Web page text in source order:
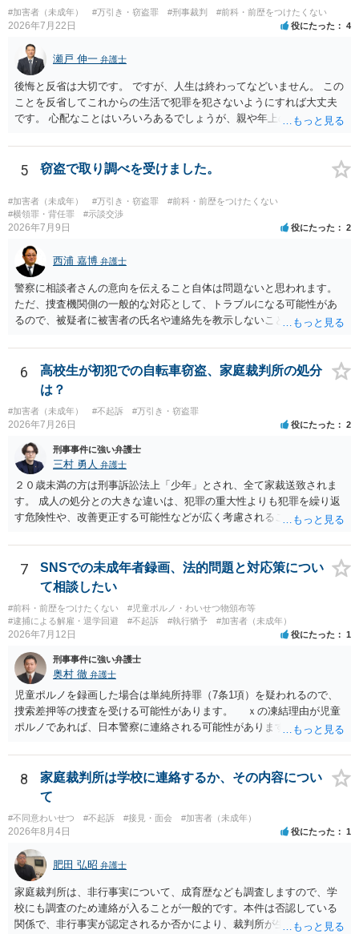
原資と完全に分離されている場合、参加者が自らの財物を失うリスク
が存在しないため賭博罪には該当しないとする見解が一般的です。ま
た、利益を得る目的もないため賭博場開帳図利罪も成立しないと考え
られます。 【質問2への回答】 刑事上の問題は生じにくいものの、民
事・行政上の観点から以下の点が考慮されます。景品表示法について
は事業者が顧客を誘引するためのものではないため対象外と考えられ
ますが、自治会館の利用規約（目的外利用や金銭徴収の可否など）へ
の抵触が問題となることがあります。 【質問3への回答】 主催者とし
とを明確にしておくことが大切です。また、自治会館の管理者に対
くのが賢明です。
#加害者（未成年） #万引き・窃盗罪 #刑事裁判 #前科・前歴をつけたくない
2026年7月22日 役にたった 4
瀬戸 伸一 弁護士
後悔と反省は大切です。 ですが、人生は終わってなどいません。 この
ことを反省してこれからの生活で犯罪を犯さないようにすれば大丈夫
です。 心配なことはいろいろあるでしょうが、親や年上の兄弟や信頼
す。
5 窃盗で取り調べを受けました。
#加害者（未成年） #万引き・窃盗罪
#前科・前歴をつけたくない
#横領罪・背任罪
#示談交渉
2026年7月9日 役にたった 2
西浦 嘉博 弁護士
警察に相談者さんの意向を伝えること自体は問題ないと思われます。
ただ、捜査機関側の一般的な対応として、トラブルになる可能性があ
るので、被疑者に被害者の氏名や連絡先を教示しないことがあり得ま
でしたら、弁護士に依頼される必要が生じます。 なお、捜査機関の言
う「横領罪」は、相談の背景に記載されている事情から占有離脱物横
領罪を指すと思われます。 上記、ご参考ください。
6
高校生が初犯での自転車窃盗、家庭裁判所の処分
は？
#加害者（未成年） #不起訴 #万引き・窃盗罪
2026年7月26日 役にたった 2
刑事事件に強い弁護士
三村 勇人 弁護士
２０歳未満の方は刑事訴訟法上「少年」とされ、全て家裁送致されま
す。 成人の処分との大きな違いは、犯罪の重大性よりも犯罪を繰り返
す危険性や、改善更正する可能性などが広く考慮されることです。 そ
年とされ、犯罪を犯していなくとも、不良交友等が原因で、保護観察
や少年院送致される可能性もあります。 本件生活状況が分かりません
ので、適切なアドバイスがしにくいのですが、通常初犯の自転車窃盗
で生活環境が整っていれば、審判不開始か不処分となる可能性はあり
ます。
7
SNSでの未成年者録画、法的問題と対応策につい
て相談したい
#前科・前歴をつけたくない
#児童ポルノ・わいせつ物頒布等
#逮捕による解雇・退学回避
#不起訴 #執行猶予 #加害者（未成年）
2026年7月12日 役にたった 1
刑事事件に強い弁護士
奥村 徹 弁護士
児童ポルノを録画した場合は単純所持罪（7条1項）を疑われるので、
捜索差押等の捜査を受ける可能性があります。 ｘの凍結理由が児童
ポルノであれば、日本警察に連絡される可能性があります。 対応と
るなり、警察に相談するなり、検討してください
8
家庭裁判所は学校に連絡するか、その内容につい
て
#不同意わいせつ #不起訴 #接見・面会 #加害者（未成年）
2026年8月4日 役にたった 1
肥田 弘昭 弁護士
家庭裁判所は、非行事実について、成育歴なども調査しますので、学
校にも調査のため連絡が入ることが一般的です。本件は否認している
関係で、非行事実が認定されるか否かにより、裁判所が生育歴なども